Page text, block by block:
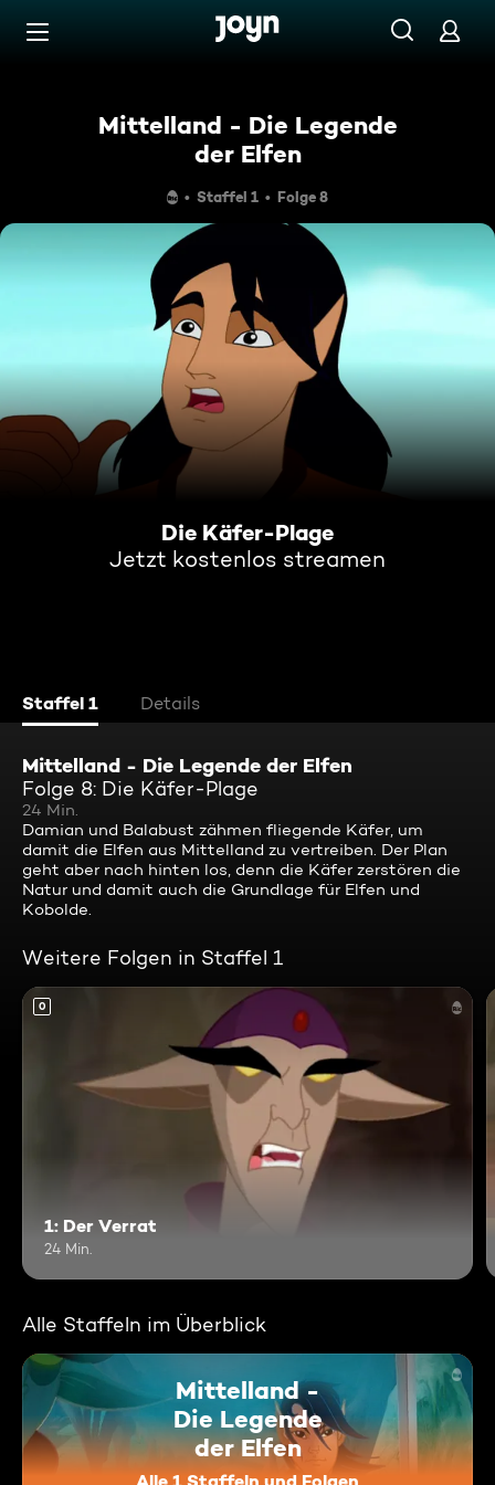
Zum Inhalt springen
Mittelland - Die Legende
der Elfen
Staffel 1 Folge 8
Die Käfer-Plage
Jetzt kostenlos streamen
Staffel 1 Details
Mittelland - Die Legende der Elfen
Folge 8: Die Käfer-Plage
24 Min.
Damian und Balabust zähmen fliegende Käfer, um
damit die Elfen aus Mittelland zu vertreiben. Der Plan
geht aber nach hinten los, denn die Käfer zerstören die
Natur und damit auch die Grundlage für Elfen und
Kobolde.
Weitere Folgen in Staffel 1
0
1: Der Verrat
24 Min.
Alle Staffeln im Überblick
Mittelland -
Die Legende
der Elfen